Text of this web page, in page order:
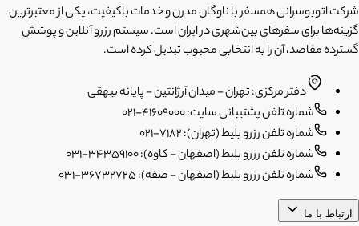
شرکت اتوبوسرانی همسفر با ناوگان مدرن و خدمات باکیفیت، یکی از معتبرترین
گزینه‌ها برای سفرهای بین‌شهری در ایران است. سیستم رزرو آنلاین و پوشش
گسترده مقاصد، آن را به انتخابی محبوب تبدیل کرده است.
دفتر مرکزی: تهران - میدان آرژانتین - پایانه بیهقی
شماره تلفن پشتیبانی سایت: 41609000-021
شماره تلفن رزرو بلیط (تهران): 7182-021
شماره تلفن رزرو بلیط (اصفهان - کاوه): 34359100-031
شماره تلفن رزرو بلیط (اصفهان - صفه): 36732725-031
ارتباط با ما